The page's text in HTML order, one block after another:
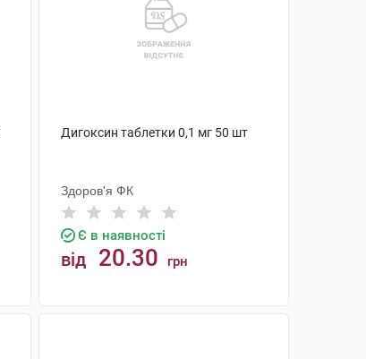
Дигоксин таблетки 0,1 мг 50 шт
Здоров'я ФК
Є в наявності
від 20.30 грн